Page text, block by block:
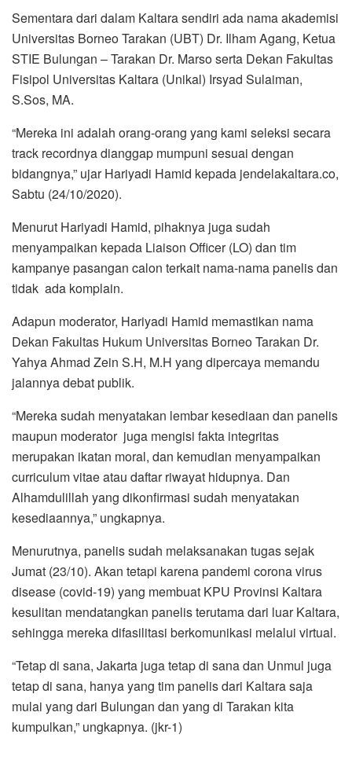
Sementara dari dalam Kaltara sendiri ada nama akademisi
Universitas Borneo Tarakan (UBT) Dr. Ilham Agang, Ketua
STIE Bulungan – Tarakan Dr. Marso serta Dekan Fakultas
Fisipol Universitas Kaltara (Unikal) Irsyad Sulaiman,
S.Sos, MA.
“Mereka ini adalah orang-orang yang kami seleksi secara
track recordnya dianggap mumpuni sesuai dengan
bidangnya,” ujar Hariyadi Hamid kepada jendelakaltara.co,
Sabtu (24/10/2020).
Menurut Hariyadi Hamid, pihaknya juga sudah
menyampaikan kepada Liaison Officer (LO) dan tim
kampanye pasangan calon terkait nama-nama panelis dan
tidak ada komplain.
Adapun moderator, Hariyadi Hamid memastikan nama
Dekan Fakultas Hukum Universitas Borneo Tarakan Dr.
Yahya Ahmad Zein S.H, M.H yang dipercaya memandu
jalannya debat publik.
“Mereka sudah menyatakan lembar kesediaan dan panelis
maupun moderator juga mengisi fakta integritas
merupakan ikatan moral, dan kemudian menyampaikan
curriculum vitae atau daftar riwayat hidupnya. Dan
Alhamdulillah yang dikonfirmasi sudah menyatakan
kesediaannya,” ungkapnya.
Menurutnya, panelis sudah melaksanakan tugas sejak
Jumat (23/10). Akan tetapi karena pandemi corona virus
disease (covid-19) yang membuat KPU Provinsi Kaltara
kesulitan mendatangkan panelis terutama dari luar Kaltara,
sehingga mereka difasilitasi berkomunikasi melalui virtual.
“Tetap di sana, Jakarta juga tetap di sana dan Unmul juga
tetap di sana, hanya yang tim panelis dari Kaltara saja
mulai yang dari Bulungan dan yang di Tarakan kita
kumpulkan,” ungkapnya. (jkr-1)